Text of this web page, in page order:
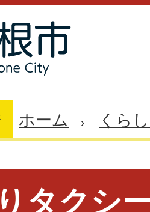
ホーム くら
タクシ